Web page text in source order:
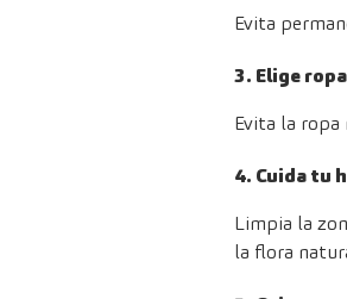
Evita
3. Elige
Evita la
4. Cuida tu
Limpia la
la flora